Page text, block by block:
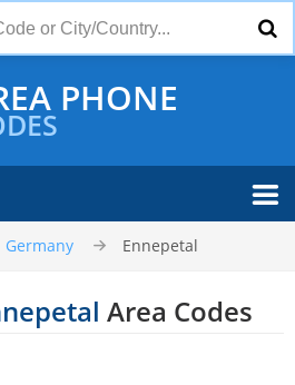
PHONE
Germany Ennepetal
Area Codes